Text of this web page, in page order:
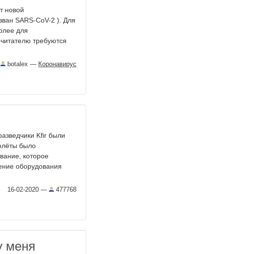
новой
SARS-CoV-2 ). Для
для
требуются
botalex — Коронавирус
Kfir были
было
которое
оборудования
16-02-2020 — 477768
меня